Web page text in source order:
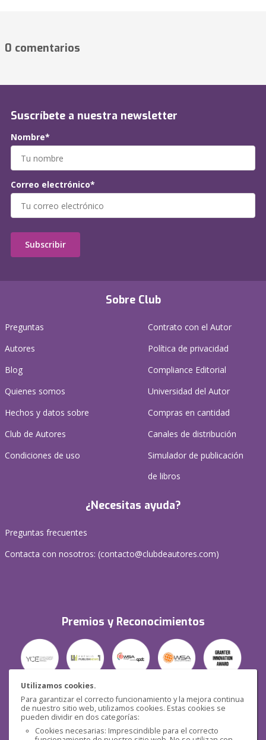
Utilizamos cookies.
Para garantizar el correcto funcionamiento y la mejora continua
de nuestro sitio web, utilizamos cookies. Estas cookies se
pueden dividir en dos categorías:
Cookies necesarias: Imprescindible para el correcto
0 comentarios
Sobre Club
Preguntas
Autores
Blog
Quienes somos
Hechos y datos sobre
Club de Autores
Condiciones de uso
Contrato con el Autor
Política de privacidad
Compliance Editorial
Universidad del Autor
Compras en cantidad
Canales de distribución
Simulador de publicación
de libros
¿Necesitas ayuda?
Preguntas frecuentes
Contacta con nosotros: (contacto@clubdeautores.com)
Premios y Reconocimientos
Seguridad
Suscríbete a nuestra newsletter
Nombre*
Correo electrónico*
Subscribir